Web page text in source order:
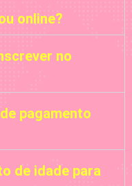
online?
no
pagamento
de idade para